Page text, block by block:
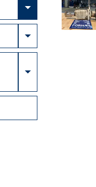
Toggle
Toggle
Toggle